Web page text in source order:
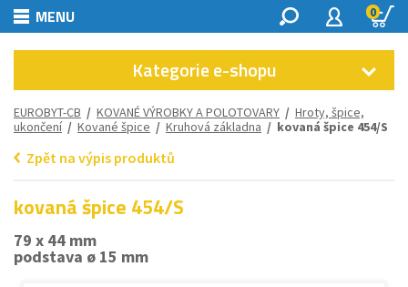
MENU 0
Kategorie e-shopu
EUROBYT-CB / KOVANÉ VÝROBKY A POLOTOVARY / Hroty, špice,
ukončení/ Kované špice / Kruhová základna / kovaná špice 454/S
Zpět na výpis produktů
kovaná špice 454/S
79 x 44 mm
podstava ø 15 mm